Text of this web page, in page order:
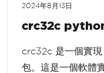
2024年8月13日
crc32c python
crc32c 是一個實
包。這是一個軟體